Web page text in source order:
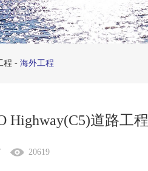
程 - 海外工程
Highway(C5)道路工程
20619